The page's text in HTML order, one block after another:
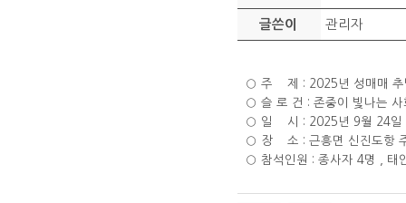
글쓴이 관리자
○ 주 제 : 2025년 성매매 추
○ 슬 로 건 : 존중이 빛나는
○ 일 시 : 2025년 9월 24일
○ 장 소 : 근흥면 신진도항
○ 참석인원 : 종사자 4명 , 태